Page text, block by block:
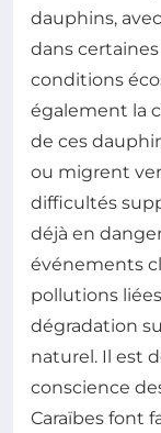
dauphins,
dans
conditions
également la
de ces
ou migrent
difficultés
déjà en
événements
pollutions
dégradation
naturel. Il est
conscience
Caraïbes font